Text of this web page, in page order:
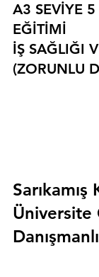
A3 SEVİYE
EĞİTİMİ
İŞ SAĞLIĞI
(ZORUNLU
Sarıkamış
Üniversite